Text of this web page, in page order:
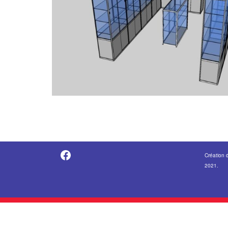
https://fr-fr.facebook.com/pages/category/Metal-Supplier/Vitrine-Center-1847745018840053/
Création
2021.